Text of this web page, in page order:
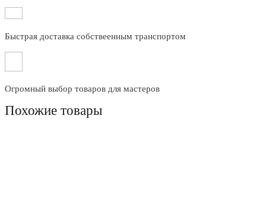
Быстрая доставка собствеенным транспортом
Огромный выбор товаров для мастеров
Похожие товары